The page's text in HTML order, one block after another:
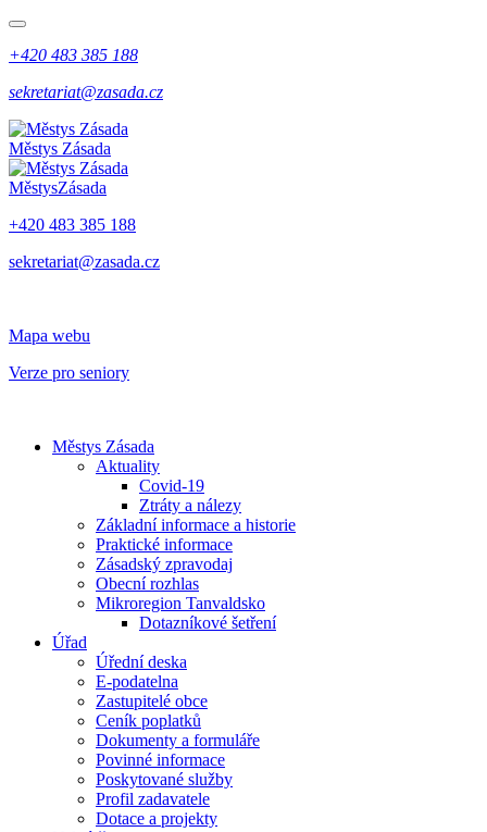
+420 483 385 188
sekretariat@zasada.cz
Městys Zásada
MěstysZásada
+420 483 385 188
sekretariat@zasada.cz
Mapa webu
Verze pro seniory
Městys Zásada
Aktuality
Covid-19
Ztráty a nálezy
Základní informace a historie
Praktické informace
Zásadský zpravodaj
Obecní rozhlas
Mikroregion Tanvaldsko
Dotazníkové šetření
Úřad
Úřední deska
E-podatelna
Zastupitelé obce
Ceník poplatků
Dokumenty a formuláře
Povinné informace
Poskytované služby
Profil zadavatele
Dotace a projekty